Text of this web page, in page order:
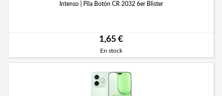
Intenso | Pila Botón CR 2032 6er Blister
1,65 €
En stock